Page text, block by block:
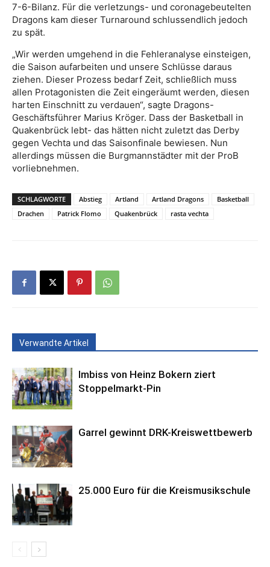
7-6-Bilanz. Für die verletzungs- und coronagebeutelten
Dragons kam dieser Turnaround schlussendlich jedoch
zu spät.
„Wir werden umgehend in die Fehleranalyse einsteigen,
die Saison aufarbeiten und unsere Schlüsse daraus
ziehen. Dieser Prozess bedarf Zeit, schließlich muss
allen Protagonisten die Zeit eingeräumt werden, diesen
harten Einschnitt zu verdauen“, sagte Dragons-
Geschäftsführer Marius Kröger. Dass der Basketball in
Quakenbrück lebt- das hätten nicht zuletzt das Derby
gegen Vechta und das Saisonfinale bewiesen. Nun
allerdings müssen die Burgmannstädter mit der ProB
vorliebnehmen.
SCHLAGWORTE Abstieg Artland Artland Dragons
Basketball
Drachen
Patrick Flomo Quakenbrück rasta vechta
Verwandte Artikel
Imbiss von Heinz Bokern ziert
Stoppelmarkt-Pin
Garrel gewinnt DRK-Kreiswettbewerb
25.000 Euro für die Kreismusikschule